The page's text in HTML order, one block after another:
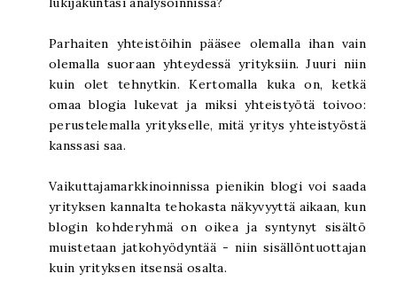
Parhaiten yhteistöihin pääsee olemalla ihan vain
olemalla suoraan yhteydessä yrityksiin. Juuri niin
kuin olet tehnytkin. Kertomalla kuka on, ketkä
omaa blogia lukevat ja miksi yhteistyötä toivoo:
perustelemalla yritykselle, mitä yritys yhteistyöstä
kanssasi saa.
Vaikuttajamarkkinoinnissa pienikin blogi voi saada
yrityksen kannalta tehokasta näkyvyyttä aikaan, kun
blogin kohderyhmä on oikea ja syntynyt sisältö
muistetaan jatkohyödyntää - niin sisällöntuottajan
kuin yrityksen itsensä osalta.